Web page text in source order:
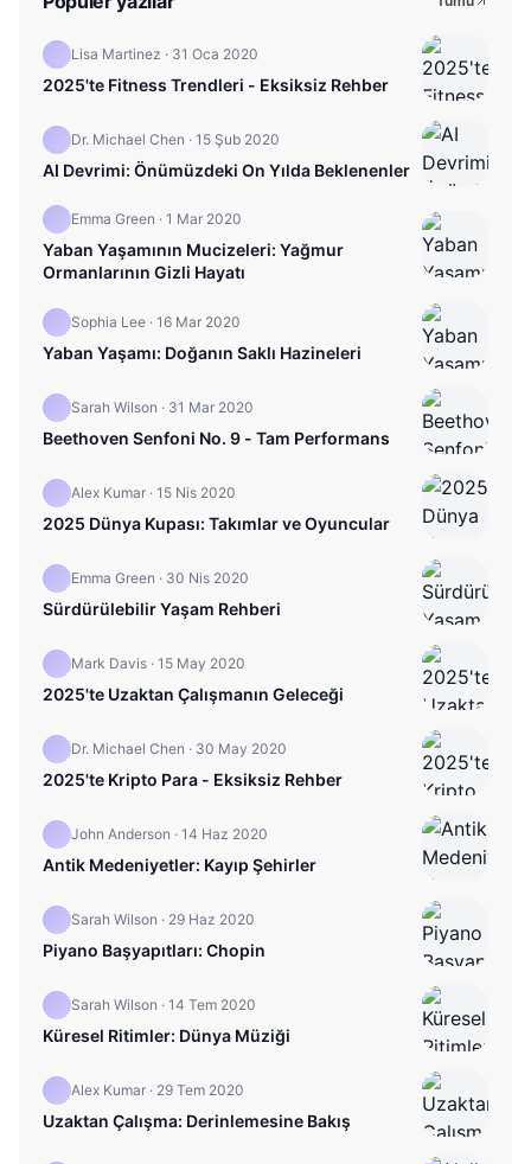
Lisa Martinez · 31 Oca 2020
2025'te Fitness Trendleri - Eksiksiz Rehber
Dr. Michael Chen · 15 Şub 2020
AI Devrimi: Önümüzdeki On Yılda Beklenenler
Emma Green · 1 Mar 2020
Yaban Yaşamının Mucizeleri: Yağmur
Ormanlarının Gizli Hayatı
Sophia Lee · 16 Mar 2020
Yaban Yaşamı: Doğanın Saklı Hazineleri
Sarah Wilson · 31 Mar 2020
Beethoven Senfoni No. 9 - Tam Performans
Alex Kumar · 15 Nis 2020
2025 Dünya Kupası: Takımlar ve Oyuncular
Emma Green · 30 Nis 2020
Sürdürülebilir Yaşam Rehberi
Mark Davis · 15 May 2020
2025'te Uzaktan Çalışmanın Geleceği
Dr. Michael Chen · 30 May 2020
2025'te Kripto Para - Eksiksiz Rehber
John Anderson · 14 Haz 2020
Antik Medeniyetler: Kayıp Şehirler
Sarah Wilson · 29 Haz 2020
Piyano Başyapıtları: Chopin
Sarah Wilson · 14 Tem 2020
Küresel Ritimler: Dünya Müziği
Alex Kumar · 29 Tem 2020
Uzaktan Çalışma: Derinlemesine Bakış